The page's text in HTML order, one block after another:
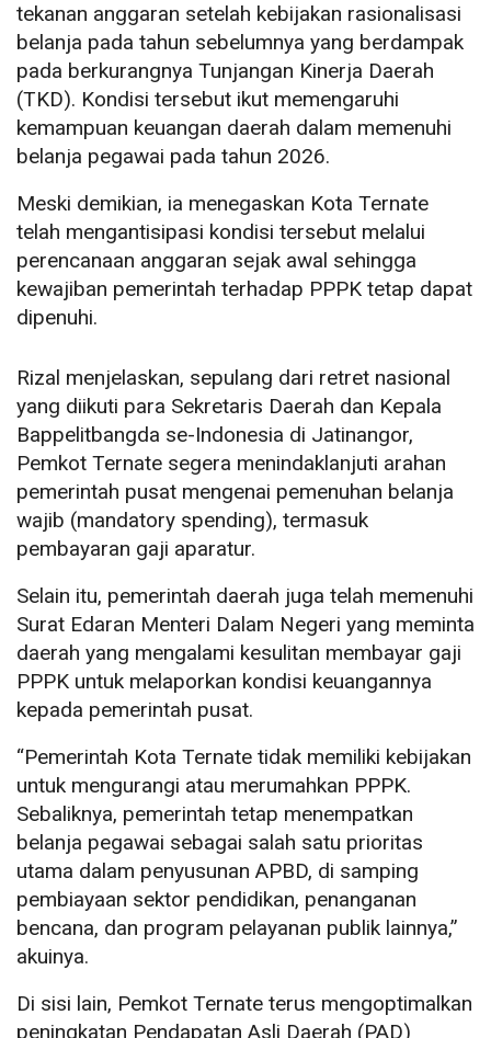
tekanan anggaran setelah kebijakan rasionalisasi
belanja pada tahun sebelumnya yang berdampak
pada berkurangnya Tunjangan Kinerja Daerah
(TKD). Kondisi tersebut ikut memengaruhi
kemampuan keuangan daerah dalam memenuhi
belanja pegawai pada tahun 2026.
Meski demikian, ia menegaskan Kota Ternate
telah mengantisipasi kondisi tersebut melalui
perencanaan anggaran sejak awal sehingga
kewajiban pemerintah terhadap PPPK tetap dapat
dipenuhi.
Rizal menjelaskan, sepulang dari retret nasional
yang diikuti para Sekretaris Daerah dan Kepala
Bappelitbangda se-Indonesia di Jatinangor,
Pemkot Ternate segera menindaklanjuti arahan
pemerintah pusat mengenai pemenuhan belanja
wajib (mandatory spending), termasuk
pembayaran gaji aparatur.
Selain itu, pemerintah daerah juga telah memenuhi
Surat Edaran Menteri Dalam Negeri yang meminta
daerah yang mengalami kesulitan membayar gaji
PPPK untuk melaporkan kondisi keuangannya
kepada pemerintah pusat.
“Pemerintah Kota Ternate tidak memiliki kebijakan
untuk mengurangi atau merumahkan PPPK.
Sebaliknya, pemerintah tetap menempatkan
belanja pegawai sebagai salah satu prioritas
utama dalam penyusunan APBD, di samping
pembiayaan sektor pendidikan, penanganan
bencana, dan program pelayanan publik lainnya,”
akuinya.
Di sisi lain, Pemkot Ternate terus mengoptimalkan
peningkatan Pendapatan Asli Daerah (PAD)